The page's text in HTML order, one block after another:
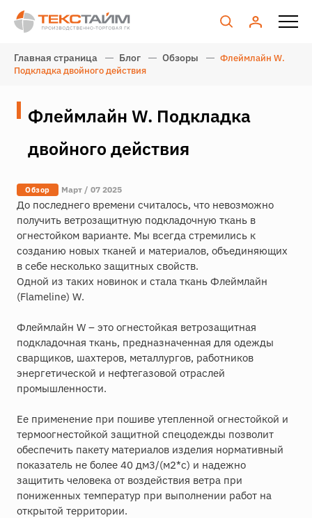
Главная страница Блог Обзоры
Флеймлайн W.
Подкладка двойного действия
Флеймлайн W. Подкладка
двойного действия
Обзор Март / 07 2025
До последнего времени считалось, что невозможно
получить ветрозащитную подкладочную ткань в
огнестойком варианте. Мы всегда стремились к
созданию новых тканей и материалов, объединяющих
в себе несколько защитных свойств.
Одной из таких новинок и стала ткань Флеймлайн
(Flameline) W.
Флеймлайн W – это огнестойкая ветрозащитная
подкладочная ткань, предназначенная для одежды
сварщиков, шахтеров, металлургов, работников
энергетической и нефтегазовой отраслей
промышленности.
Ее применение при пошиве утепленной огнестойкой и
термоогнестойкой защитной спецодежды позволит
обеспечить пакету материалов изделия нормативный
показатель не более 40 дм3/(м2*с) и надежно
защитить человека от воздействия ветра при
пониженных температур при выполнении работ на
открытой территории.